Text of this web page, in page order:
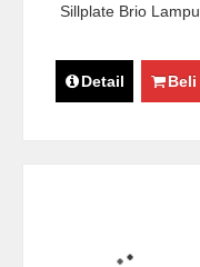
Sillplate Brio Lampu
Detail Beli